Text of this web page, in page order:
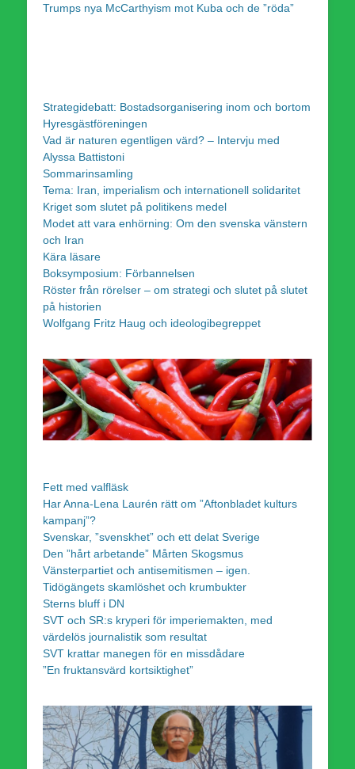
Trumps nya McCarthyism mot Kuba och de ”röda”
Strategidebatt: Bostadsorganisering inom och bortom
Hyresgästföreningen
Vad är naturen egentligen värd? – Intervju med
Alyssa Battistoni
Sommarinsamling
Tema: Iran, imperialism och internationell solidaritet
Kriget som slutet på politikens medel
Modet att vara enhörning: Om den svenska vänstern
och Iran
Kära läsare
Boksymposium: Förbannelsen
Röster från rörelser – om strategi och slutet på slutet
på historien
Wolfgang Fritz Haug och ideologibegreppet
Fett med valfläsk
Har Anna-Lena Laurén rätt om ”Aftonbladet kulturs
kampanj”?
Svenskar, ”svenskhet” och ett delat Sverige
Den ”hårt arbetande” Mårten Skogsmus
Vänsterpartiet och antisemitismen – igen.
Tidögängets skamlöshet och krumbukter
Sterns bluff i DN
SVT och SR:s kryperi för imperiemakten, med
värdelös journalistik som resultat
SVT krattar manegen för en missdådare
”En fruktansvärd kortsiktighet”